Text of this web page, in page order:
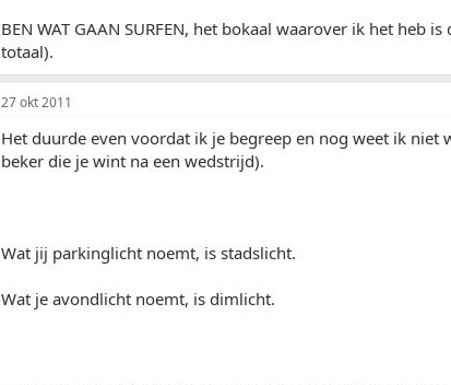
BEN WAT GAAN SURFEN, het bokaal waarover ik het heb
totaal).
27 okt 2011
Het duurde even voordat ik je begreep en nog weet ik
beker die je wint na een wedstrijd).
Wat jij parkinglicht noemt, is stadslicht.
Wat je avondlicht noemt, is dimlicht.